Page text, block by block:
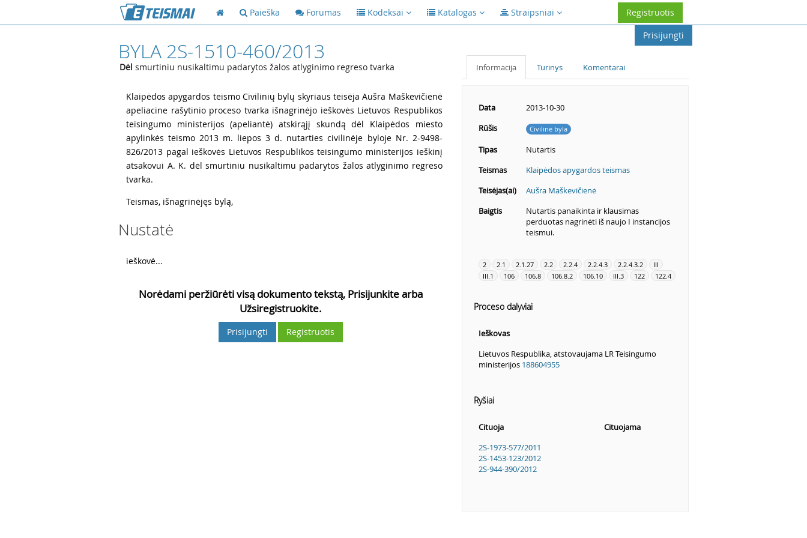
Paieška Forumas Kodeksai Katalogas Straipsniai
Registruotis
Prisijungti
BYLA 2S-1510-460/2013
Dėl smurtiniu nusikaltimu padarytos žalos atlyginimo regreso tvarka
Klaipėdos apygardos teismo Civilinių bylų skyriaus teisėja Aušra Maškevičienė
apeliacine rašytinio proceso tvarka išnagrinėjo ieškovės Lietuvos Respublikos
teisingumo ministerijos (apeliantė) atskirąjį skundą dėl Klaipėdos miesto
apylinkės teismo 2013 m. liepos 3 d. nutarties civilinėje byloje Nr. 2-9498-
826/2013 pagal ieškovės Lietuvos Respublikos teisingumo ministerijos ieškinį
atsakovui A. K. dėl smurtiniu nusikaltimu padarytos žalos atlyginimo regreso
tvarka.
Teismas, išnagrinėjęs bylą,
Nustatė
ieškovė...
Norėdami peržiūrėti visą dokumento tekstą, Prisijunkite arba
Užsiregistruokite.
Prisijungti Registruotis
Informacija Turinys Komentarai
Data
2013-10-30
Rūšis
Civilinė byla
Tipas
Nutartis
Teismas
Klaipėdos apygardos teismas
Teisėjas(ai)
Aušra Maškevičienė
Baigtis
Nutartis panaikinta ir klausimas
perduotas nagrinėti iš naujo I instancijos
teismui.
2 2.1 2.1.27 2.2 2.2.4 2.2.4.3 2.2.4.3.2
III
III.1
106 106.8 106.8.2 106.10 III.3 122 122.4
Proceso dalyviai
Ieškovas
Lietuvos Respublika, atstovaujama LR Teisingumo
ministerijos 188604955
Ryšiai
Cituoja
Cituojama
2S-1973-577/2011
2S-1453-123/2012
2S-944-390/2012